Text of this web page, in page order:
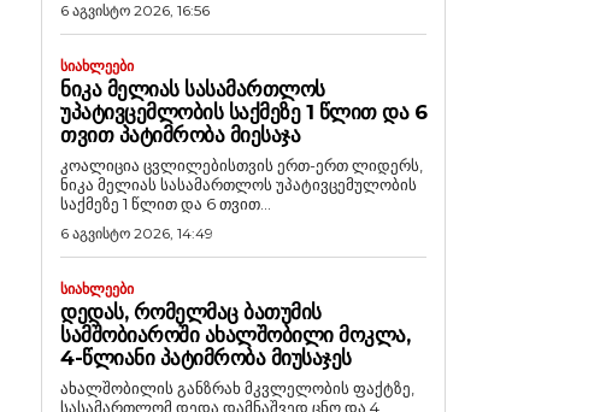
6 აგვისტო 2026, 16:56
ᲡᲘᲐᲮᲚᲔᲔᲑᲘ
ᲜᲘᲙᲐ ᲛᲔᲚᲘᲐᲡ ᲡᲐᲡᲐᲛᲐᲠᲗᲚᲝᲡ
ᲣᲞᲐᲢᲘᲕᲪᲔᲛᲚᲝᲑᲘᲡ ᲡᲐᲥᲛᲔᲖᲔ 1 ᲬᲚᲘᲗ ᲓᲐ 6
ᲗᲕᲘᲗ ᲞᲐᲢᲘᲛᲠᲝᲑᲐ ᲛᲘᲔᲡᲐᲯᲐ
კოალიცია ცვლილებისთვის ერთ-ერთ ლიდერს,
ნიკა მელიას სასამართლოს უპატივცემულობის
საქმეზე 1 წლით და 6 თვით...
6 აგვისტო 2026, 14:49
ᲡᲘᲐᲮᲚᲔᲔᲑᲘ
ᲓᲔᲓᲐᲡ, ᲠᲝᲛᲔᲚᲛᲐᲪ ᲑᲐᲗᲣᲛᲘᲡ
ᲡᲐᲛᲨᲝᲑᲘᲐᲠᲝᲨᲘ ᲐᲮᲐᲚᲨᲝᲑᲘᲚᲘ ᲛᲝᲙᲚᲐ,
4-ᲬᲚᲘᲐᲜᲘ ᲞᲐᲢᲘᲛᲠᲝᲑᲐ ᲛᲘᲣᲡᲐᲯᲔᲡ
ახალშობილის განზრახ მკვლელობის ფაქტზე,
სასამართლომ დედა დამნაშვედ ცნო და 4